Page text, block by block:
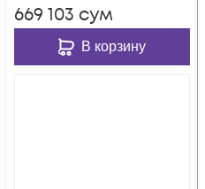
669 103 сум
В корзину